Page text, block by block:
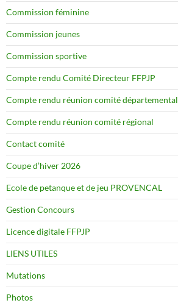
Commission féminine
Commission jeunes
Commission sportive
Compte rendu Comité Directeur FFPJP
Compte rendu réunion comité départemental
Compte rendu réunion comité régional
Contact comité
Coupe d’hiver 2026
Ecole de petanque et de jeu PROVENCAL
Gestion Concours
Licence digitale FFPJP
LIENS UTILES
Mutations
Photos